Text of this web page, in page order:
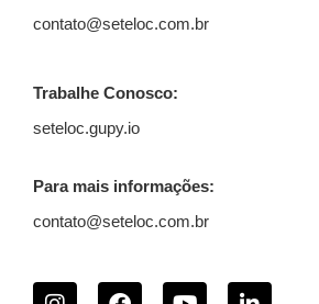
contato@seteloc.com.br
Trabalhe Conosco:
seteloc.gupy.io
Para mais informações:
contato@seteloc.com.br